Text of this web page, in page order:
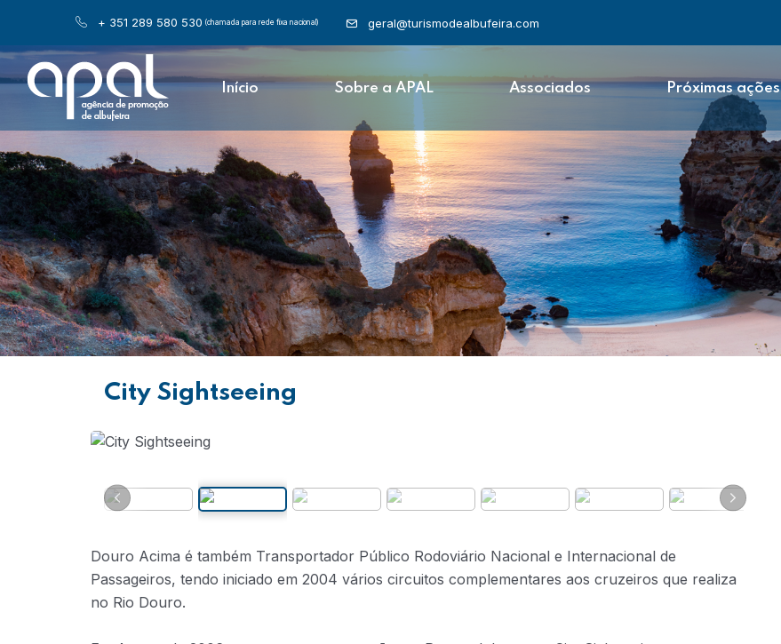
+ 351 289 580 530 (chamada para rede fixa nacional) geral@turismodealbufeira.com
Início Sobre a APAL Associados Próximas ações
City Sightseeing
Douro Acima é também Transportador Público Rodoviário Nacional e Internacional de
Passageiros, tendo iniciado em 2004 vários circuitos complementares aos cruzeiros que realiza
no Rio Douro.